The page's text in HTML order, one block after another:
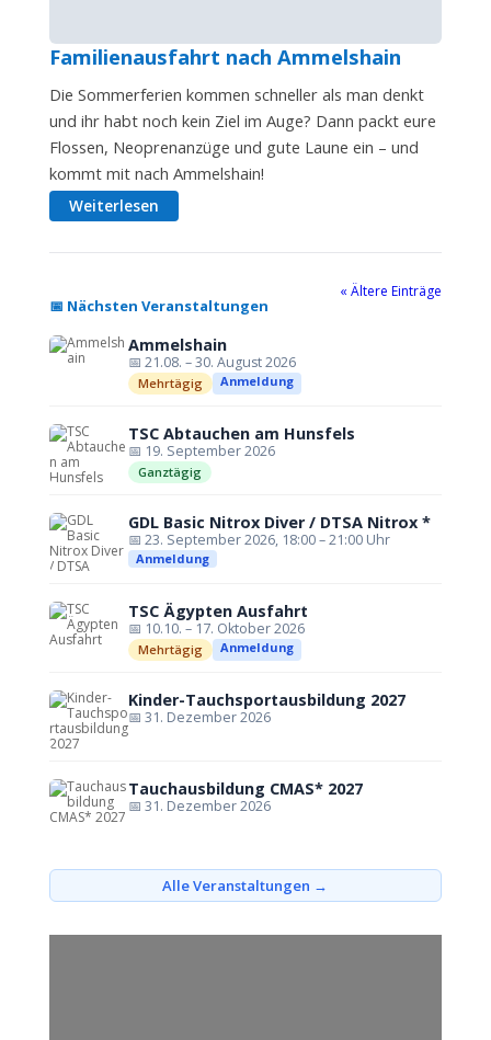
Familienausfahrt nach Ammelshain
Die Sommerferien kommen schneller als man denkt
und ihr habt noch kein Ziel im Auge? Dann packt eure
Flossen, Neoprenanzüge und gute Laune ein – und
kommt mit nach Ammelshain!
Weiterlesen
« Ältere Einträge
📅 Nächsten Veranstaltungen
Ammelshain
📅 21.08. – 30. August 2026
Mehrtägig Anmeldung
TSC Abtauchen am Hunsfels
📅 19. September 2026
Ganztägig
GDL Basic Nitrox Diver / DTSA Nitrox *
📅 23. September 2026, 18:00 – 21:00 Uhr
Anmeldung
TSC Ägypten Ausfahrt
📅 10.10. – 17. Oktober 2026
Mehrtägig Anmeldung
Kinder-Tauchsportausbildung 2027
📅 31. Dezember 2026
Tauchausbildung CMAS* 2027
📅 31. Dezember 2026
Alle Veranstaltungen →